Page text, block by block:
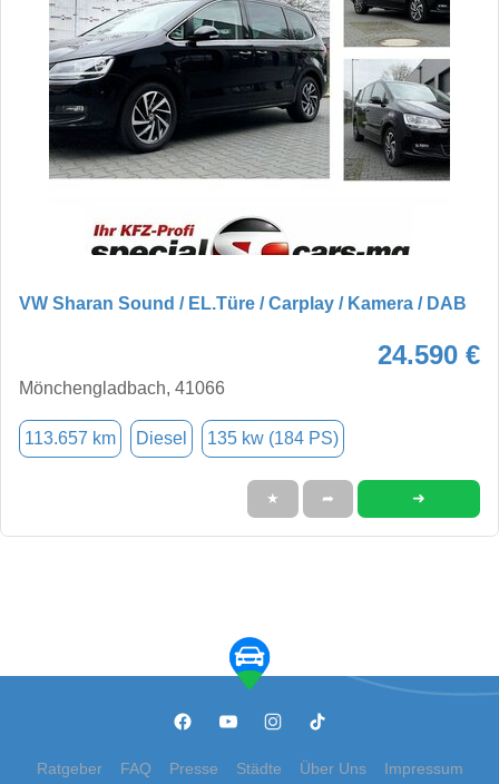
VW Sharan Sound / EL.Türe / Carplay / Kamera / DAB
24.590 €
Mönchengladbach, 41066
113.657 km Diesel 135 kw (184 PS)
★ ➦ ➜
Ratgeber FAQ Presse Städte Über Uns Impressum